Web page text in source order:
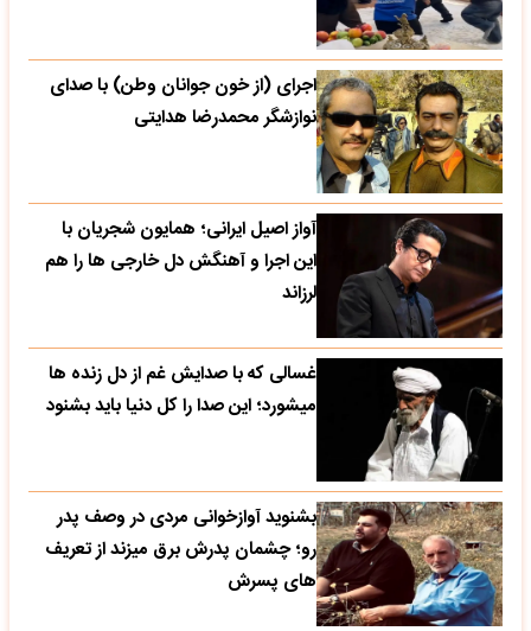
اجرای (از خون جوانان وطن) با صدای
نوازشگر محمدرضا هدایتی
آواز اصیل ایرانی؛ همایون شجریان با
این اجرا و آهنگش دل خارجی ها را هم
لرزاند
غسالی که با صدایش غم از دل زنده ها
میشورد؛ این صدا را کل دنیا باید بشنود
بشنوید آوازخوانی مردی در وصف پدر
رو؛ چشمان پدرش برق میزند از تعریف
های پسرش